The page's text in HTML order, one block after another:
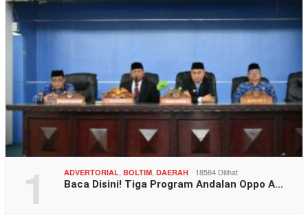
1 ADVERTORIAL BOLTIM DAERAH 18584 Dilihat
Baca Disini! Tiga Program Andalan Oppo A…